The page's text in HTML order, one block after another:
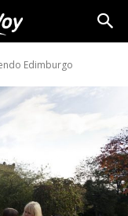
Edimburgo